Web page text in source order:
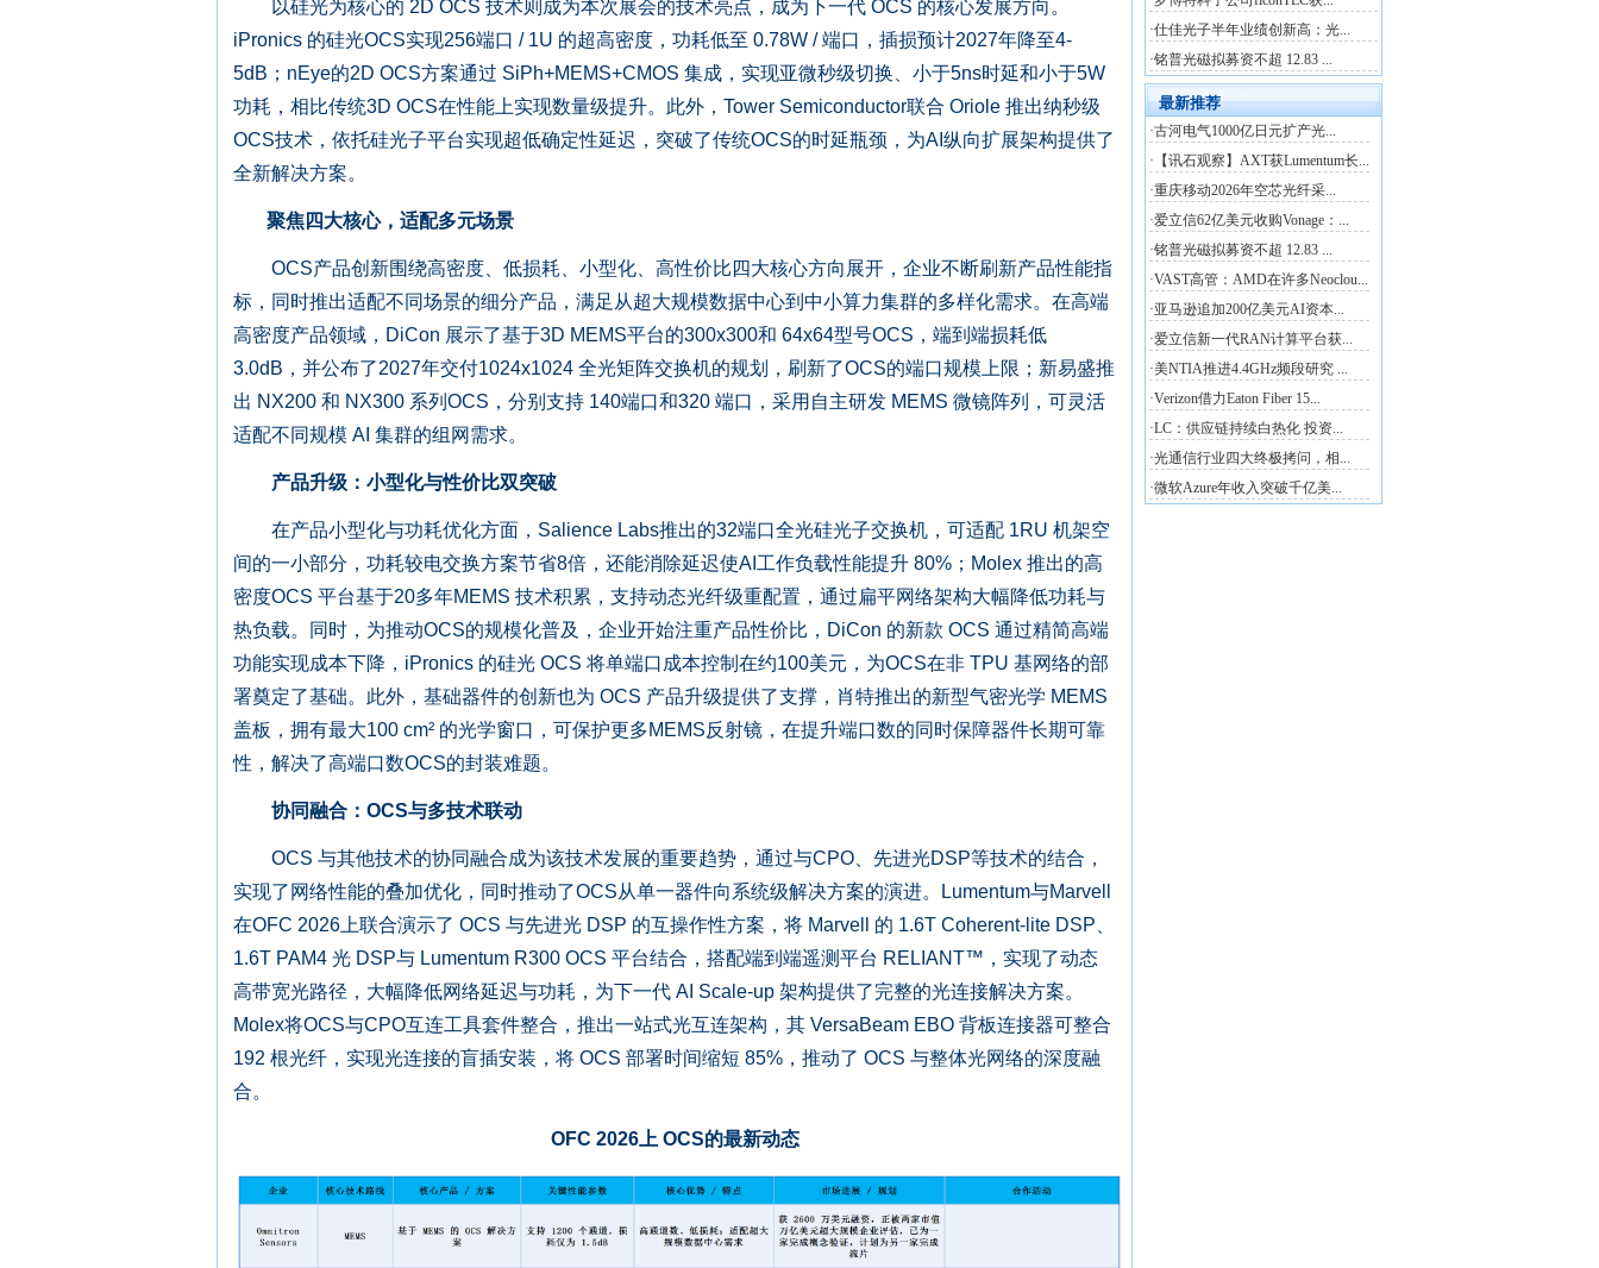
以硅光为核心的 2D OCS 技术则成为本次展会的技术亮点，成为下一代 OCS 的核心发展方向。
iPronics 的硅光OCS实现256端口 / 1U 的超高密度，功耗低至 0.78W / 端口，插损预计2027年降至4-
5dB；nEye的2D OCS方案通过 SiPh+MEMS+CMOS 集成，实现亚微秒级切换、小于5ns时延和小于5W
功耗，相比传统3D OCS在性能上实现数量级提升。此外，Tower Semiconductor联合 Oriole 推出纳秒级
OCS技术，依托硅光子平台实现超低确定性延迟，突破了传统OCS的时延瓶颈，为AI纵向扩展架构提供了
全新解决方案。
聚焦四大核心，适配多元场景
OCS产品创新围绕高密度、低损耗、小型化、高性价比四大核心方向展开，企业不断刷新产品性能指
标，同时推出适配不同场景的细分产品，满足从超大规模数据中心到中小算力集群的多样化需求。在高端
高密度产品领域，DiCon 展示了基于3D MEMS平台的300x300和 64x64型号OCS，端到端损耗低
3.0dB，并公布了2027年交付1024x1024 全光矩阵交换机的规划，刷新了OCS的端口规模上限；新易盛推
出 NX200 和 NX300 系列OCS，分别支持 140端口和320 端口，采用自主研发 MEMS 微镜阵列，可灵活
适配不同规模 AI 集群的组网需求。
产品升级：小型化与性价比双突破
在产品小型化与功耗优化方面，Salience Labs推出的32端口全光硅光子交换机，可适配 1RU 机架空
间的一小部分，功耗较电交换方案节省8倍，还能消除延迟使AI工作负载性能提升 80%；Molex 推出的高
密度OCS 平台基于20多年MEMS 技术积累，支持动态光纤级重配置，通过扁平网络架构大幅降低功耗与
热负载。同时，为推动OCS的规模化普及，企业开始注重产品性价比，DiCon 的新款 OCS 通过精简高端
功能实现成本下降，iPronics 的硅光 OCS 将单端口成本控制在约100美元，为OCS在非 TPU 基网络的部
署奠定了基础。此外，基础器件的创新也为 OCS 产品升级提供了支撑，肖特推出的新型气密光学 MEMS
盖板，拥有最大100 cm² 的光学窗口，可保护更多MEMS反射镜，在提升端口数的同时保障器件长期可靠
性，解决了高端口数OCS的封装难题。
协同融合：OCS与多技术联动
OCS 与其他技术的协同融合成为该技术发展的重要趋势，通过与CPO、先进光DSP等技术的结合，
实现了网络性能的叠加优化，同时推动了OCS从单一器件向系统级解决方案的演进。Lumentum与Marvell
在OFC 2026上联合演示了 OCS 与先进光 DSP 的互操作性方案，将 Marvell 的 1.6T Coherent-lite DSP、
1.6T PAM4 光 DSP与 Lumentum R300 OCS 平台结合，搭配端到端遥测平台 RELIANT™，实现了动态
高带宽光路径，大幅降低网络延迟与功耗，为下一代 AI Scale-up 架构提供了完整的光连接解决方案。
Molex将OCS与CPO互连工具套件整合，推出一站式光互连架构，其 VersaBeam EBO 背板连接器可整合
192 根光纤，实现光连接的盲插安装，将 OCS 部署时间缩短 85%，推动了 OCS 与整体光网络的深度融
合。
OFC 2026上 OCS的最新动态